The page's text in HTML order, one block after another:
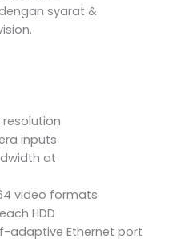
syarat &
resolution
inputs
at
video formats
HDD
adaptive Ethernet port